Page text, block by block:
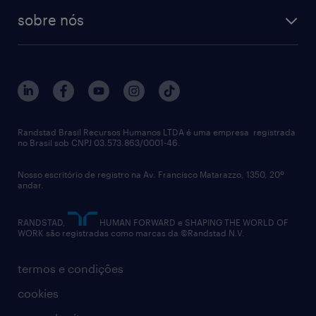
digital
notícias de rh
sobre nós
trabalhe conosco
imprensa
políticas corporativas
relatório anual
termos e condições
cookies
Randstad Brasil Recursos Humanos LTDA é uma empresa registrada
no Brasil sob CNPJ 03.573.863/0001-46.
Nosso escritório de registro na Av. Francisco Matarazzo, 1350, 20º
andar.
RANDSTAD,
HUMAN FORWARD e SHAPING THE WORLD OF
WORK são registradas como marcas da ©Randstad N.V.